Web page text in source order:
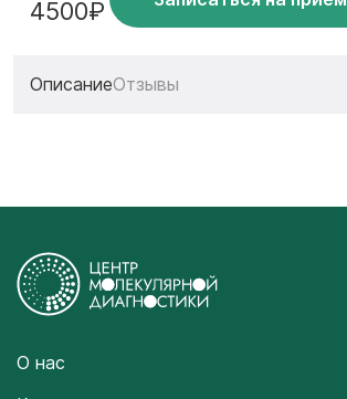
4500₽
ОписаниеОтзывы
О нас